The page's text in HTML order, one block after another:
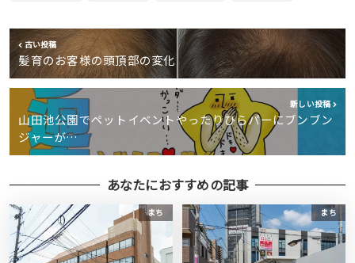
古い投稿
髪育のお客様の頭頂部の変化
新しい投稿
山田池公園でペットイベントやったりひらパーにブンブン
ジャーが…
あなたにおすすめの記事
まち まち